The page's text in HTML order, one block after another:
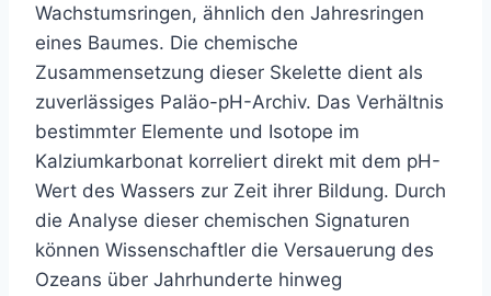
Wachstumsringen, ähnlich den Jahresringen
eines Baumes. Die chemische
Zusammensetzung dieser Skelette dient als
zuverlässiges Paläo-pH-Archiv. Das Verhältnis
bestimmter Elemente und Isotope im
Kalziumkarbonat korreliert direkt mit dem pH-
Wert des Wassers zur Zeit ihrer Bildung. Durch
die Analyse dieser chemischen Signaturen
können Wissenschaftler die Versauerung des
Ozeans über Jahrhunderte hinweg